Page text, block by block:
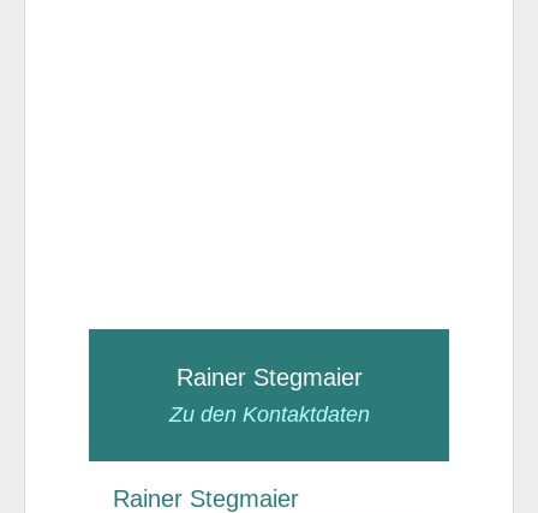
Rainer Stegmaier
Zu den Kontaktdaten
Rainer Stegmaier